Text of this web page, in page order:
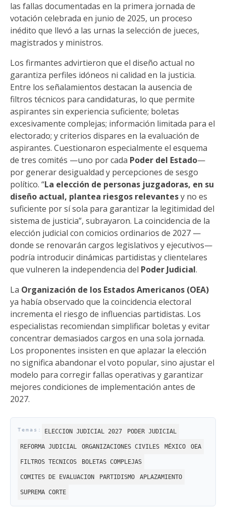
las fallas documentadas en la primera jornada de
votación celebrada en junio de 2025, un proceso
inédito que llevó a las urnas la selección de jueces,
magistrados y ministros.
Los firmantes advirtieron que el diseño actual no
garantiza perfiles idóneos ni calidad en la justicia.
Entre los señalamientos destacan la ausencia de
filtros técnicos para candidaturas, lo que permite
aspirantes sin experiencia suficiente; boletas
excesivamente complejas; información limitada para el
electorado; y criterios dispares en la evaluación de
aspirantes. Cuestionaron especialmente el esquema
de tres comités —uno por cada Poder del Estado—
por generar desigualdad y percepciones de sesgo
político. “La elección de personas juzgadoras, en su
diseño actual, plantea riesgos relevantesy no es
suficiente por sí sola para garantizar la legitimidad del
sistema de justicia”, subrayaron. La coincidencia de la
elección judicial con comicios ordinarios de 2027 —
donde se renovarán cargos legislativos y ejecutivos—
podría introducir dinámicas partidistas y clientelares
que vulneren la independencia del Poder Judicial.
La Organización de los Estados Americanos (OEA)
ya había observado que la coincidencia electoral
incrementa el riesgo de influencias partidistas. Los
especialistas recomiendan simplificar boletas y evitar
concentrar demasiados cargos en una sola jornada.
Los proponentes insisten en que aplazar la elección
no significa abandonar el voto popular, sino ajustar el
modelo para corregir fallas operativas y garantizar
mejores condiciones de implementación antes de
2027.
ELECCION JUDICIAL 2027 PODER JUDICIAL
REFORMA JUDICIAL ORGANIZACIONES CIVILES MÉXICO OEA
FILTROS TECNICOS BOLETAS COMPLEJAS
COMITES DE EVALUACION PARTIDISMO APLAZAMIENTO
SUPREMA CORTE